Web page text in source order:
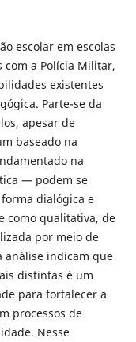
escolar em escolas
a Polícia Militar,
existentes
Parte-se da
apesar de
baseado na
na
— podem se
dialógica e
como qualitativa, de
por meio de
análise indicam que
distintas é um
para fortalecer a
processos de
Nesse